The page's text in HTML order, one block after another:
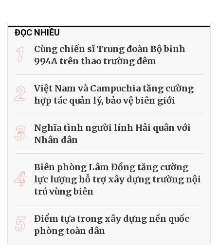
ĐỌC NHIỀU
1
Cùng chiến sĩ Trung đoàn Bộ binh
994A trên thao trường đêm
2
Việt Nam và Campuchia tăng cường
hợp tác quản lý, bảo vệ biên giới
3
Nghĩa tình người lính Hải quân với
Nhân dân
4
Biên phòng Lâm Đồng tăng cường
lực lượng hỗ trợ xây dựng trường nội
trú vùng biên
5
Điểm tựa trong xây dựng nền quốc
phòng toàn dân